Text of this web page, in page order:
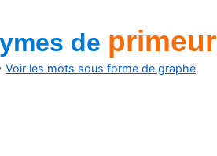
de
Voir les mots sous forme de graphe